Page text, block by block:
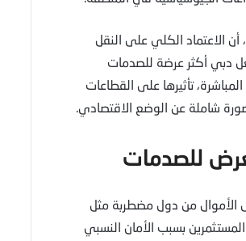
أن الاعتماد الكلي على النقل
دبي أكثر عرضة للصدمات
تأثيرها على القطاعات
صورة شاملة عن الوضع الاقتصادي.
الأموال من دول مضطربة مثل
المستثمرين بسبب الأمان النسبي